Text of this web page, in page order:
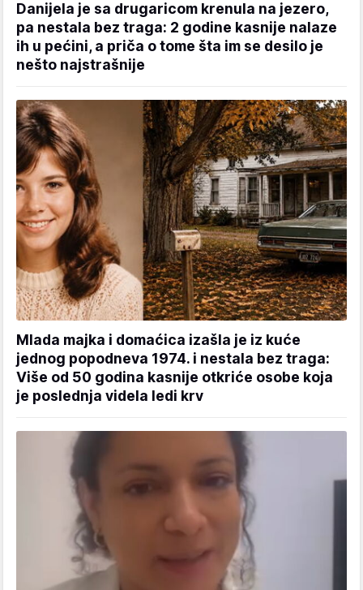
Danijela je sa drugaricom krenula na jezero,
pa nestala bez traga: 2 godine kasnije nalaze
ih u pećini, a priča o tome šta im se desilo je
nešto najstrašnije
Mlada majka i domaćica izašla je iz kuće
jednog popodneva 1974. i nestala bez traga:
Više od 50 godina kasnije otkriće osobe koja
je poslednja videla ledi krv